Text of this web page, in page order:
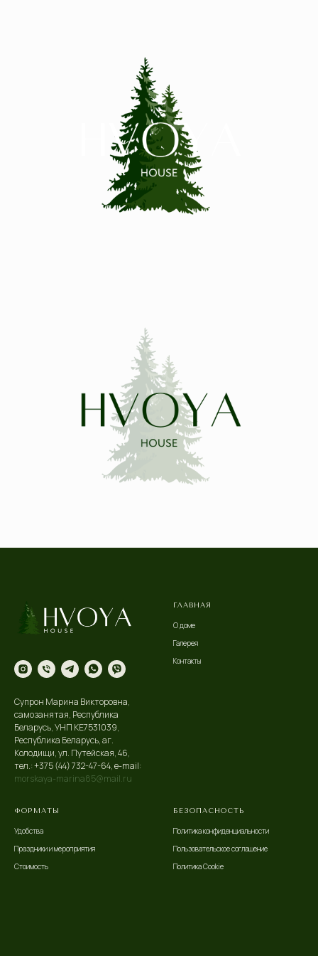
Супрон Марина Викторовна,
самозанятая, Республика
Беларусь, УНП KE7531039,
Республика Беларусь, аг.
Колодищи, ул. Путейская, 46,
тел.: +375 (44) 732-47-64, e-mail:
morskaya-marina85@mail.ru
ГЛАВНАЯ
О доме
Галерея
Контакты
ФОРМАТЫ
Удобства
Праздники и мероприятия
Стоимость
БЕЗОПАСНОСТЬ
Политика конфиденциальности
Пользовательское соглашение
Политика Cookie